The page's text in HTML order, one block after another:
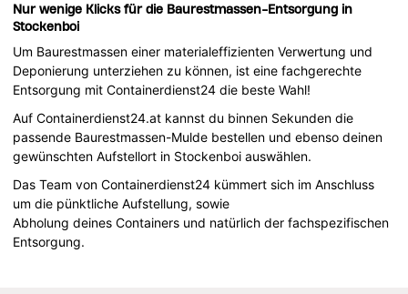
Nur wenige Klicks für die Baurestmassen-Entsorgung in
Stockenboi
Um Baurestmassen einer materialeffizienten Verwertung und
Deponierung unterziehen zu können, ist eine fachgerechte
Entsorgung mit Containerdienst24 die beste Wahl!
Auf Containerdienst24.at kannst du binnen Sekunden die
passende Baurestmassen-Mulde bestellen und ebenso deinen
gewünschten Aufstellort in Stockenboi auswählen.
Das Team von Containerdienst24 kümmert sich im Anschluss
um die pünktliche Aufstellung, sowie
Abholung deines Containers und natürlich der fachspezifischen
Entsorgung.